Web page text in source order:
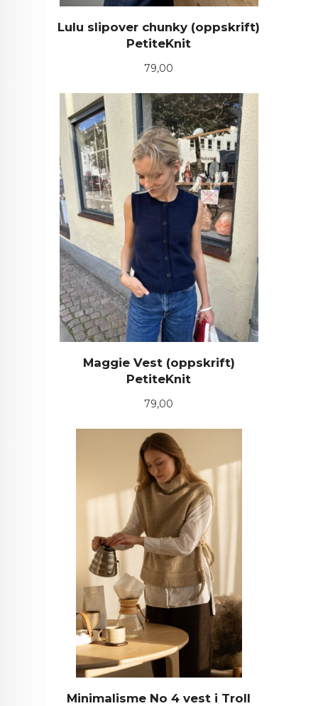
Lulu slipover chunky (oppskrift)
PetiteKnit
Pris
79,00
Maggie Vest (oppskrift)
PetiteKnit
Pris
79,00
Minimalisme No 4 vest i Troll